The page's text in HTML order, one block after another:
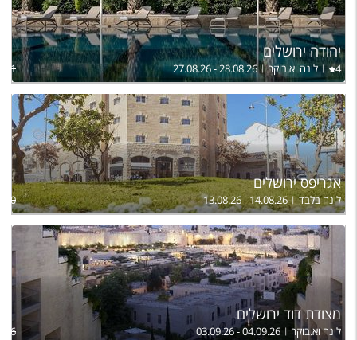
יהודה ירושלים
4 לינה וא.בוקר 27.08.26 - 28.08.26
אגריפס ירושלים
לינה בלבד 13.08.26 - 14.08.26
600
מצודת דוד ירושלים
לינה וא.בוקר 03.09.26 - 04.09.26